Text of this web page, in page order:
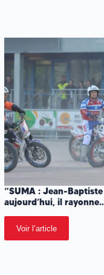
“SUMA : Jean-
aujourd’hui, il
Voir l’article